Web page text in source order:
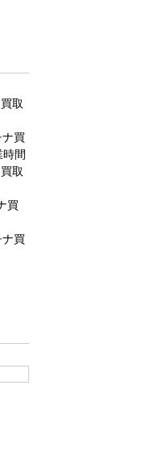
取
買
間
取
買
買